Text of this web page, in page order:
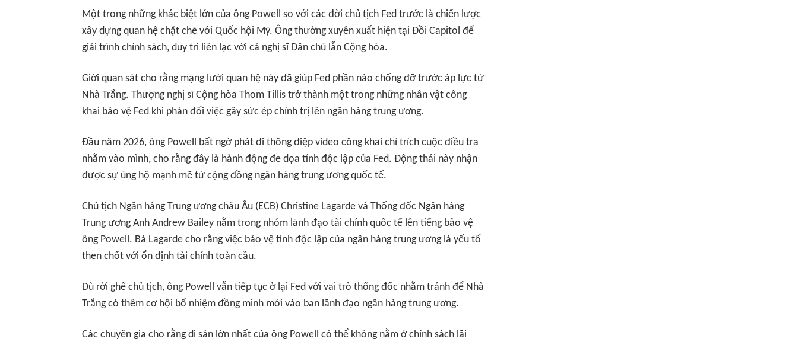
Một trong những khác biệt lớn của ông Powell so với các đời chủ tịch Fed trước là chiến lược
xây dựng quan hệ chặt chẽ với Quốc hội Mỹ. Ông thường xuyên xuất hiện tại Đồi Capitol để
giải trình chính sách, duy trì liên lạc với cả nghị sĩ Dân chủ lẫn Cộng hòa.
Giới quan sát cho rằng mạng lưới quan hệ này đã giúp Fed phần nào chống đỡ trước áp lực từ
Nhà Trắng. Thượng nghị sĩ Cộng hòa Thom Tillis trở thành một trong những nhân vật công
khai bảo vệ Fed khi phản đối việc gây sức ép chính trị lên ngân hàng trung ương.
Đầu năm 2026, ông Powell bất ngờ phát đi thông điệp video công khai chỉ trích cuộc điều tra
nhằm vào mình, cho rằng đây là hành động đe dọa tính độc lập của Fed. Động thái này nhận
được sự ủng hộ mạnh mẽ từ cộng đồng ngân hàng trung ương quốc tế.
Chủ tịch Ngân hàng Trung ương châu Âu (ECB) Christine Lagarde và Thống đốc Ngân hàng
Trung ương Anh Andrew Bailey nằm trong nhóm lãnh đạo tài chính quốc tế lên tiếng bảo vệ
ông Powell. Bà Lagarde cho rằng việc bảo vệ tính độc lập của ngân hàng trung ương là yếu tố
then chốt với ổn định tài chính toàn cầu.
Dù rời ghế chủ tịch, ông Powell vẫn tiếp tục ở lại Fed với vai trò thống đốc nhằm tránh để Nhà
Trắng có thêm cơ hội bổ nhiệm đồng minh mới vào ban lãnh đạo ngân hàng trung ương.
Các chuyên gia cho rằng di sản lớn nhất của ông Powell có thể không nằm ở chính sách lãi